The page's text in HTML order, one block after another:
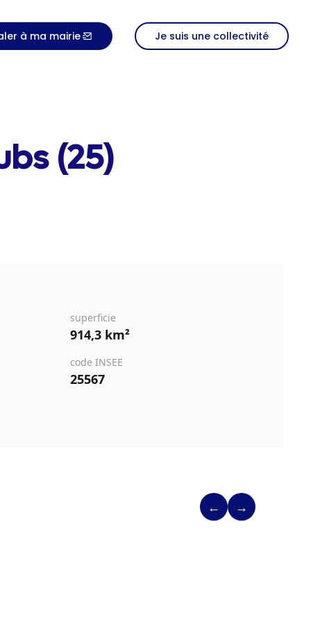
à ma mairie Je suis une collectivité
(25)
superficie
914,3 km²
code INSEE
25567
← →